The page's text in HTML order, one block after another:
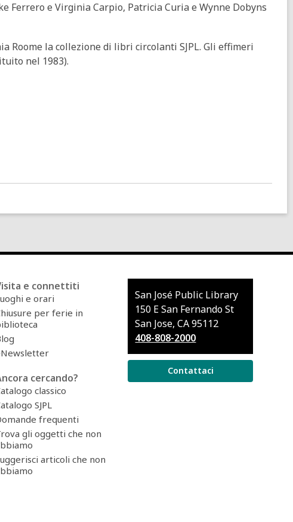
e Virginia Carpio, Patricia Curia e Wynne Dobyns
la collezione di libri circolanti SJPL. Gli effimeri
nel 1983).
e connettiti
e orari
per ferie in
cercando?
classico
SJPL
frequenti
gli oggetti che non
articoli che non
Contatta
la
Biblioteca
San José Public Library
150 E San Fernando St
San Jose, CA 95112
408-808-2000
Contattaci